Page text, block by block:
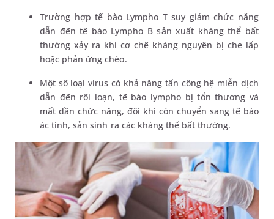
Trường hợp tế bào Lympho T suy giảm chức năng
dẫn đến tế bào Lympho B sản xuất kháng thể bất
thường xảy ra khi cơ chế kháng nguyên bị che lấp
hoặc phản ứng chéo.
Một số loại virus có khả năng tấn công hệ miễn dịch
dẫn đến rối loạn, tế bào lympho bị tổn thương và
mất dần chức năng, đôi khi còn chuyển sang tế bào
ác tính, sản sinh ra các kháng thể bất thường.